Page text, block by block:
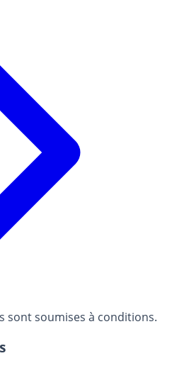
sont soumises à conditions.